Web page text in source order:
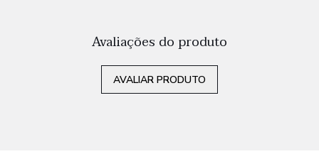
Avaliações do produto
AVALIAR PRODUTO